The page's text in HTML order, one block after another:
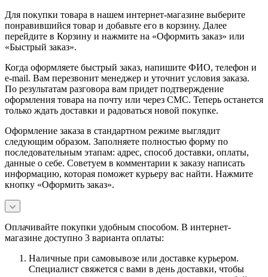
Для покупки товара в нашем интернет-магазине выберите
понравившийся товар и добавьте его в корзину. Далее
перейдите в Корзину и нажмите на «Оформить заказ» или
«Быстрый заказ».
Когда оформляете быстрый заказ, напишите ФИО, телефон и
e-mail. Вам перезвонит менеджер и уточнит условия заказа.
По результатам разговора вам придет подтверждение
оформления товара на почту или через СМС. Теперь останется
только ждать доставки и радоваться новой покупке.
Оформление заказа в стандартном режиме выглядит
следующим образом. Заполняете полностью форму по
последовательным этапам: адрес, способ доставки, оплаты,
данные о себе. Советуем в комментарии к заказу написать
информацию, которая поможет курьеру вас найти. Нажмите
кнопку «Оформить заказ».
Оплачивайте покупки удобным способом. В интернет-
магазине доступно 3 варианта оплаты:
Наличные при самовывозе или доставке курьером.
Специалист свяжется с вами в день доставки, чтобы